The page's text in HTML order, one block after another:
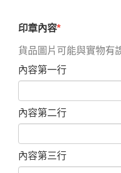
印章內容
貨品圖片可能與實物有
內容第一行
內容第二行
內容第三行